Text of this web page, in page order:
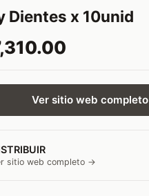
Dientes x 10unid
Ver sitio web completo
sitio web completo →